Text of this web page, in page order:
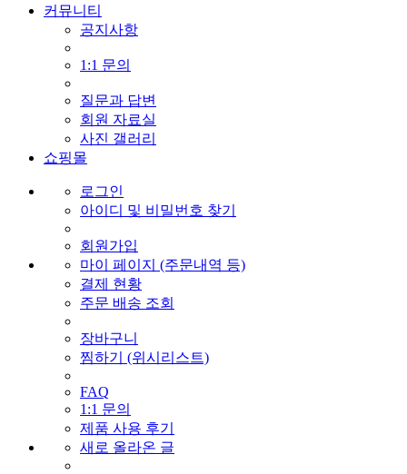
커뮤니티
공지사항
1:1 문의
질문과 답변
회원 자료실
사진 갤러리
쇼핑몰
로그인
아이디 및 비밀번호 찾기
회원가입
마이 페이지 (주문내역 등)
결제 현황
주문 배송 조회
장바구니
찜하기 (위시리스트)
FAQ
1:1 문의
제품 사용 후기
새로 올라온 글